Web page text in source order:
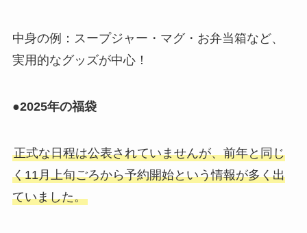
中身の例：スープジャー・マグ・お弁当箱など、
実用的なグッズが中心！
●2025年の福袋
正式な日程は公表されていませんが、前年と同じ
く11月上旬ごろから予約開始という情報が多く出
ていました。